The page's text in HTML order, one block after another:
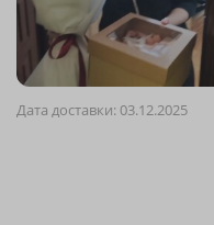
Дата доставки: 03.12.2025